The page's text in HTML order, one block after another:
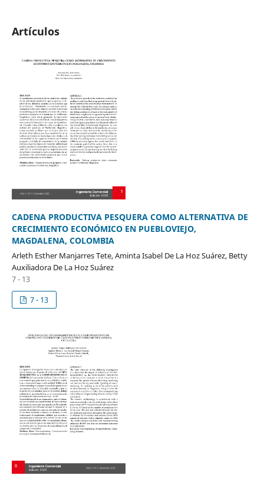
Artículos
CADENA PRODUCTIVA PESQUERA COMO ALTERNATIVA DE
CRECIMIENTO ECONÓMICO EN PUEBLOVIEJO,
MAGDALENA, COLOMBIA
Arleth Esther Manjarres Tete, Aminta Isabel De La Hoz Suárez, Betty
Auxiliadora De La Hoz Suárez
7 - 13
7 - 13